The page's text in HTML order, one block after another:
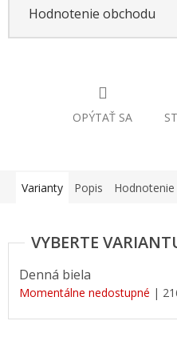
Hodnotenie obchodu
OPÝTAŤ SA
Varianty Popis Hodnotenie
Denná biela
Momentálne nedostupné |